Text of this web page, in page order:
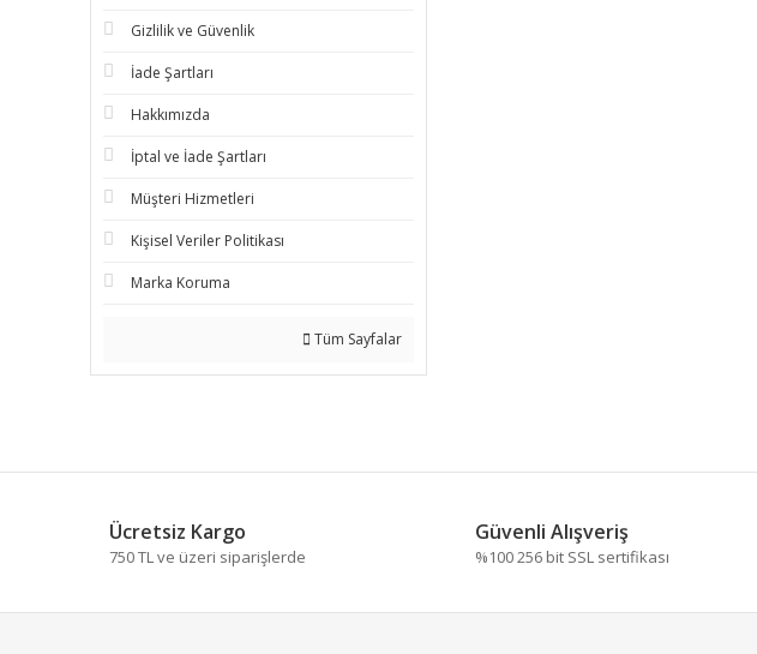
Gizlilik ve Güvenlik
İade Şartları
Hakkımızda
İptal ve İade Şartları
Müşteri Hizmetleri
Kişisel Veriler Politikası
Marka Koruma
Tüm Sayfalar
Ücretsiz Kargo
750 TL ve üzeri siparişlerde
Güvenli Alışveriş
%100 256 bit SSL sertifikası